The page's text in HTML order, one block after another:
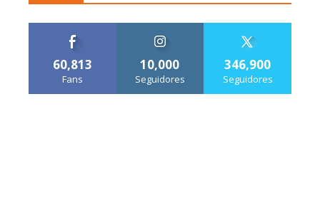
60,813
Fans
10,000
Seguidores
346,900
Seguidores